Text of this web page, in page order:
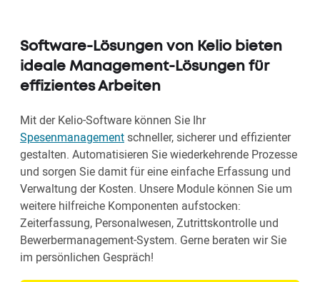
Software-Lösungen von Kelio bieten
ideale Management-Lösungen für
effizientes Arbeiten
Mit der Kelio-Software können Sie Ihr
Spesenmanagementschneller, sicherer und effizienter
gestalten. Automatisieren Sie wiederkehrende Prozesse
und sorgen Sie damit für eine einfache Erfassung und
Verwaltung der Kosten. Unsere Module können Sie um
weitere hilfreiche Komponenten aufstocken:
Zeiterfassung, Personalwesen, Zutrittskontrolle und
Bewerbermanagement-System. Gerne beraten wir Sie
im persönlichen Gespräch!